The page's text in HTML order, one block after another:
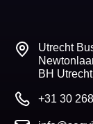
Utrecht
BH Utrecht
+31 30